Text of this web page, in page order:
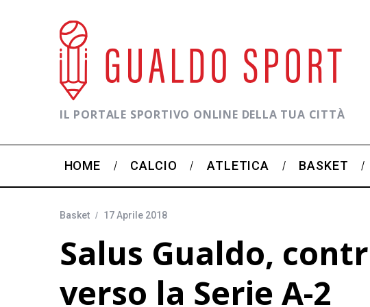
IL PORTALE SPORTIVO ONLINE DELLA TUA CITTÀ
HOME CALCIO ATLETICA BASKET
Basket 17 Aprile 2018
Salus Gualdo,
verso la Serie A-2